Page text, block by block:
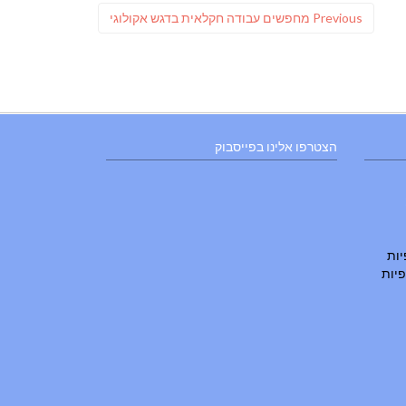
Previous
Previous
מחפשים עבודה חקלאית בדגש אקולוגי
הצטרפו אלינו בפייסבוק